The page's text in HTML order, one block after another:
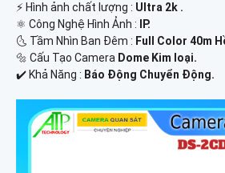
️⚡ Hình ảnh chất lượng : Ultra 2k .
⚛️ Công Nghệ Hình Ảnh :
IP.
🌜 Tầm Nhìn Ban Đêm : Full Color 40m
🔩 Cấu Tạo Camera Dome Kim loại.
️✔️ Khả Năng : Báo Động Chuyển Động.